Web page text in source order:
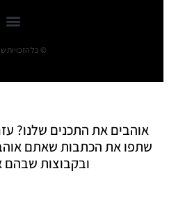
© כל הזכויות
אוהבים את התכנים שלנו?
שתפו את הכתבות שאתם
ובקבוצות שבהם